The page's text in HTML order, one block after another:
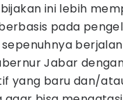
ini lebih
pada
Jabar
yang baru dan/